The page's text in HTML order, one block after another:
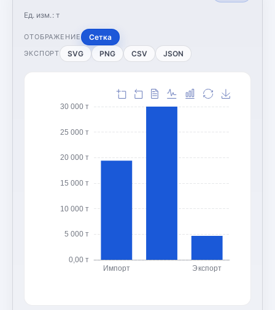
Ед. изм.: т
ОТОБРАЖЕНИЕ Сетка
ЭКСПОРТ SVG PNG CSV JSON
0,00 т
5 000 т
10 000 т
15 000 т
20 000 т
25 000 т
30 000 т
Импорт Экспорт